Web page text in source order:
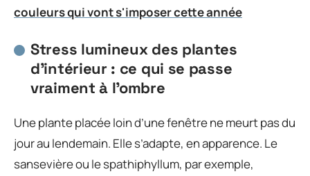
couleurs qui vont s'imposer cette année
Stress lumineux des plantes
d’intérieur : ce qui se passe
vraiment à l’ombre
Une plante placée loin d’une fenêtre ne meurt pas du
jour au lendemain. Elle s’adapte, en apparence. Le
sansevière ou le spathiphyllum, par exemple,